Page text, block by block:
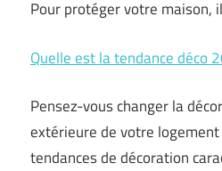
Pour protéger votre maison,
Quelle est la tendance déco
Pensez-vous changer la
extérieure de votre
tendances de décoration